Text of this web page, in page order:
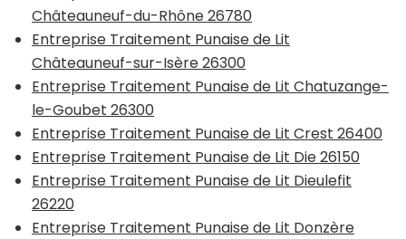
Châteauneuf-du-Rhône 26780
Entreprise Traitement Punaise de Lit
Châteauneuf-sur-Isère 26300
Entreprise Traitement Punaise de Lit Chatuzange-
le-Goubet 26300
Entreprise Traitement Punaise de Lit Crest 26400
Entreprise Traitement Punaise de Lit Die 26150
Entreprise Traitement Punaise de Lit Dieulefit
26220
Entreprise Traitement Punaise de Lit Donzère